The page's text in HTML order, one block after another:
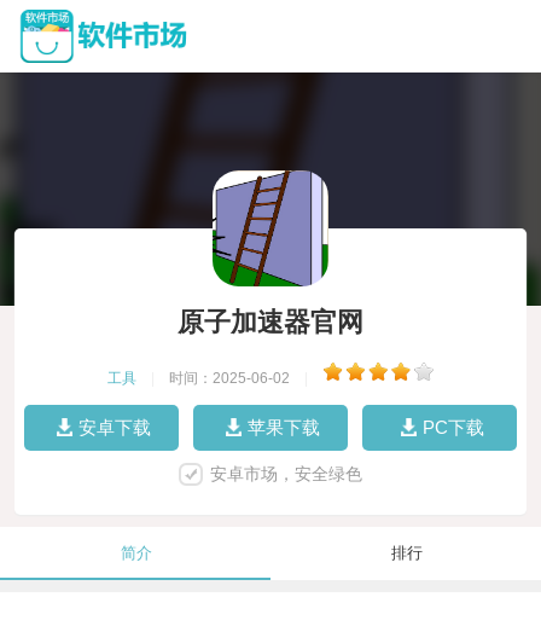
原子加速器官网
工具 时间：2025-06-02
安卓下载 苹果下载 PC下载
安卓市场，安全绿色
简介 排行